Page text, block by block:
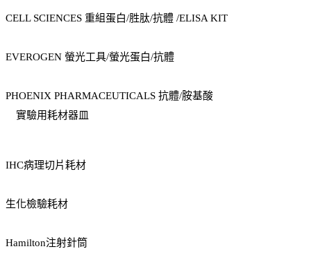
CELL SCIENCES 重組蛋白/胜肽/抗體 /ELISA KIT
EVEROGEN 螢光工具/螢光蛋白/抗體
PHOENIX PHARMACEUTICALS 抗體/胺基酸
實驗用耗材器皿
IHC病理切片耗材
生化檢驗耗材
Hamilton注射針筒